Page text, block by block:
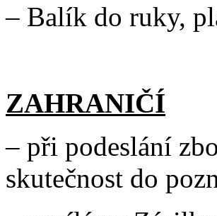
– Balík do ruky,
ZAHRANIČÍ
– při podeslání
skutečnost do